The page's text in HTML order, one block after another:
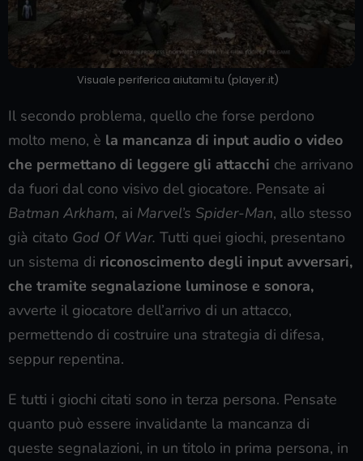
Visuale periferica aiutami tu (player.it)
Il secondo problema, quello che forse perdono
molto meno, è la mancanza di input audio o video
che permettano di leggere gli attacchi che arrivano
da fuori dal cono visivo del giocatore. Pensate ai
Batman Arkham, ai Marvel’s Spider-Man, allo stesso
già citato God Of War. Tutti quei giochi, presentano
un sistema di riconoscimento degli input avversari,
che tramite segnalazione luminose e sonora,
avverte il giocatore dell’arrivo di un attacco,
permettendo di costruire una strategia di difesa,
seppur repentina.
E tutti i giochi citati sono in terza persona. Pensate
quanto può essere invalidante la mancanza di
queste segnalazioni, in un titolo in prima persona, in